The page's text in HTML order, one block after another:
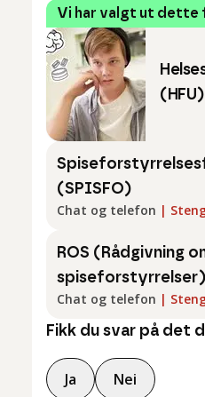
Vi har valgt ut dette
(HFU)
(SPISFO)
Chat og telefon |
ROS (Rådgivning
spiseforstyrrelser)
Chat og telefon |
Fikk du svar på det
Ja Nei